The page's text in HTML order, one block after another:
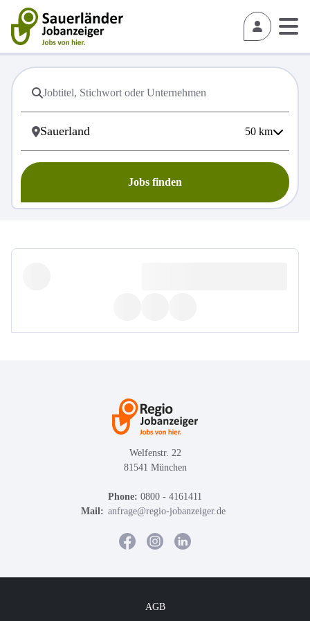
50 km
Jobs finden
Welfenstr. 22
81541 München
Phone: 0800 - 4161411
Mail: anfrage@regio-jobanzeiger.de
AGB